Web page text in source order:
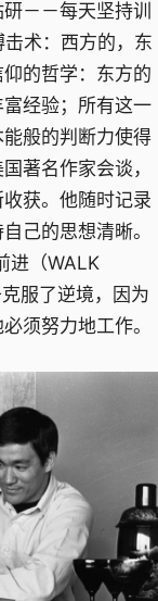
－－每天坚持训
术：西方的，东
的哲学：东方的
经验；所有这一
般的判断力使得
著名作家会谈，
获。他随时记录
己的思想清晰。
进（WALK
服了逆境，因为
须努力地工作。